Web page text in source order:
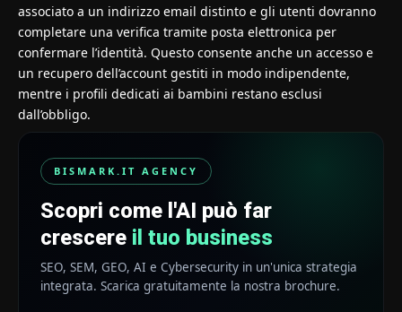
associato a un indirizzo email distinto e gli utenti dovranno
completare una verifica tramite posta elettronica per
confermare l’identità. Questo consente anche un accesso e
un recupero dell’account gestiti in modo indipendente,
mentre i profili dedicati ai bambini restano esclusi
dall’obbligo.
BISMARK.IT AGENCY
Scopri come l'AI può far
crescere il tuo business
SEO, SEM, GEO, AI e Cybersecurity in un'unica strategia
integrata. Scarica gratuitamente la nostra brochure.